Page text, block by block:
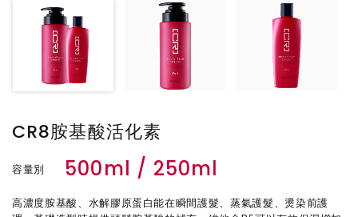
CR8胺基酸活化素
容量別 500ml / 250ml
高濃度胺基酸、水解膠原蛋白能在瞬間護髮、蒸氣護髮、燙染前護